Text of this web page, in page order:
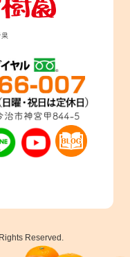
Reserved.